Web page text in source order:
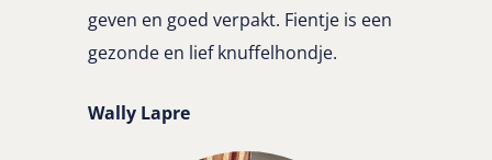
geven en goed verpakt. Fientje is een
gezonde en lief knuffelhondje.
Wally Lapre